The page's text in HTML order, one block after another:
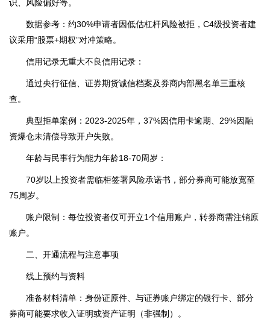
识、风险偏好等。
数据参考：约30%申请者因低估杠杆风险被拒，C4级投资者建
议采用“股票+期权”对冲策略。
信用记录无重大不良信用记录：
通过央行征信、证券期货诚信档案及券商内部黑名单三重核
查。
典型拒单案例：2023-2025年，37%因信用卡逾期、29%因融
资爆仓未清偿导致开户失败。
年龄与民事行为能力年龄18-70周岁：
70岁以上投资者需临柜签署风险承诺书，部分券商可能放宽至
75周岁。
账户限制：每位投资者仅可开立1个信用账户，转券商需注销原
账户。
二、开通流程与注意事项
线上预约与资料
准备材料清单：身份证原件、与证券账户绑定的银行卡、部分
券商可能要求收入证明或资产证明（非强制）。